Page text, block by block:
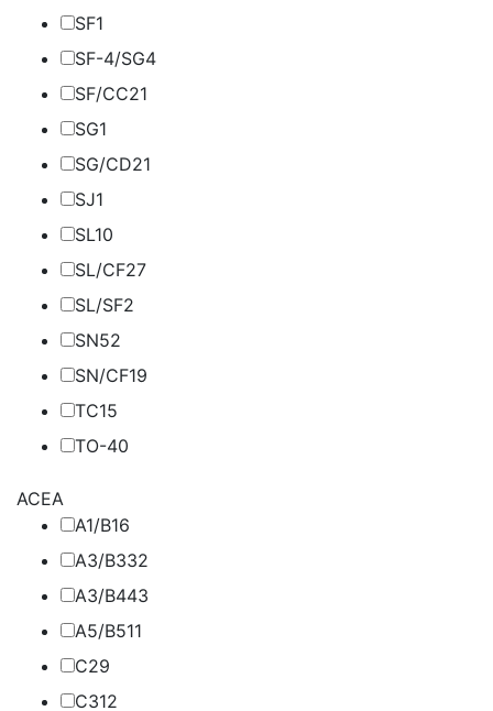
SF1
SF-4/SG4
SF/CC21
SG1
SG/CD21
SJ1
SL10
SL/CF27
SL/SF2
SN52
SN/CF19
TC15
TO-40
ACEA
A1/B16
A3/B332
A3/B443
A5/B511
C29
C312